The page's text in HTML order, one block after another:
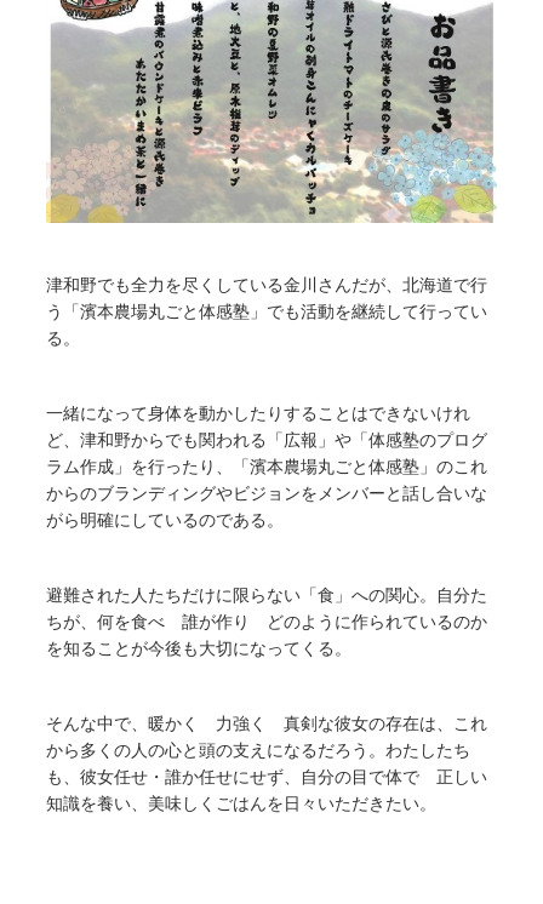
津和野でも全力を尽くしている金川さんだが、北海道で行
う「濱本農場丸ごと体感塾」でも活動を継続して行ってい
る。
一緒になって身体を動かしたりすることはできないけれ
ど、津和野からでも関われる「広報」や「体感塾のプログ
ラム作成」を行ったり、「濱本農場丸ごと体感塾」のこれ
からのブランディングやビジョンをメンバーと話し合いな
がら明確にしているのである。
避難された人たちだけに限らない「食」への関心。自分た
ちが、何を食べ 誰が作り どのように作られているのか
を知ることが今後も大切になってくる。
そんな中で、暖かく 力強く 真剣な彼女の存在は、これ
から多くの人の心と頭の支えになるだろう。わたしたち
も、彼女任せ・誰か任せにせず、自分の目で体で 正しい
知識を養い、美味しくごはんを日々いただきたい。